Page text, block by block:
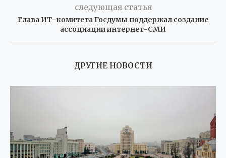
следующая статья
Глава ИТ-комитета Госдумы поддержал создание
ассоциации интернет-СМИ
ДРУГИЕ НОВОСТИ